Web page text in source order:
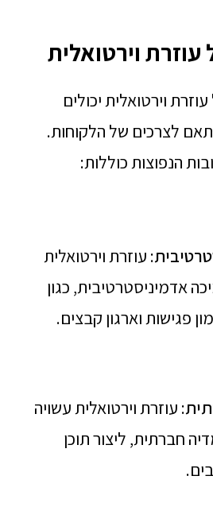
וירטואלית
וירטואלית יכולים
לצרכים של הלקוחות.
הנפוצות כוללות:
: עוזרת וירטואלית
אדמיניסטרטיבית, כגון
פגישות וארגון קבצים.
: עוזרת וירטואלית עשויה
חברתית, ליצור תוכן